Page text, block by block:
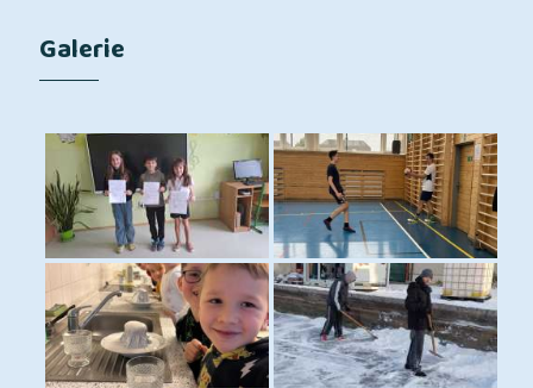
Galerie